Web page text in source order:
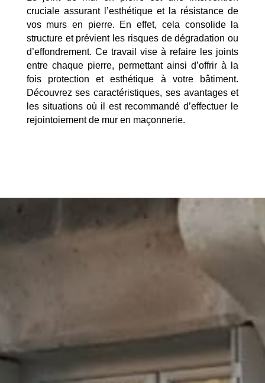
cruciale assurant l’esthétique et la résistance de
vos murs en pierre. En effet, cela consolide la
structure et prévient les risques de dégradation ou
d’effondrement. Ce travail vise à refaire les joints
entre chaque pierre, permettant ainsi d’offrir à la
fois protection et esthétique à votre bâtiment.
Découvrez ses caractéristiques, ses avantages et
les situations où il est recommandé d’effectuer le
rejointoiement de mur en maçonnerie.